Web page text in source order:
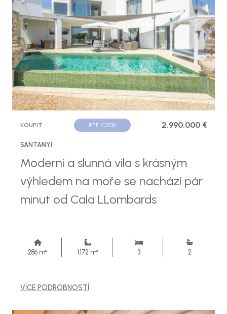
KOUPIT REF. C1236 2.990.000 €
SANTANYI
Moderní a slunná vila s krásným
výhledem na moře se nachází pár
minut od Cala LLombards
286 m² 1.172 m² 3 2
VÍCE PODROBNOSTÍ